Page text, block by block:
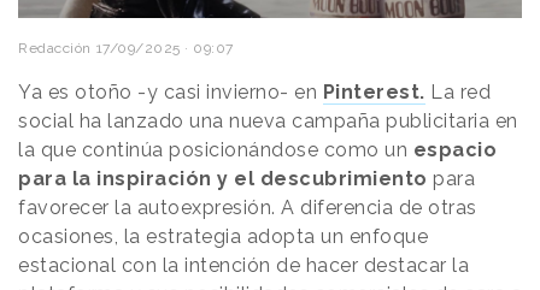
Redacción 17/09/2025 · 09:07
Ya es otoño -y casi invierno- en Pinterest. La red
social ha lanzado una nueva campaña publicitaria en
la que continúa posicionándose como un espacio
para la inspiración y el descubrimiento para
favorecer la autoexpresión. A diferencia de otras
ocasiones, la estrategia adopta un enfoque
estacional con la intención de hacer destacar la